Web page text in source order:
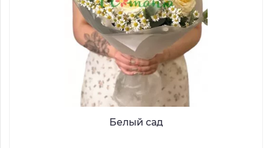
Белый сад